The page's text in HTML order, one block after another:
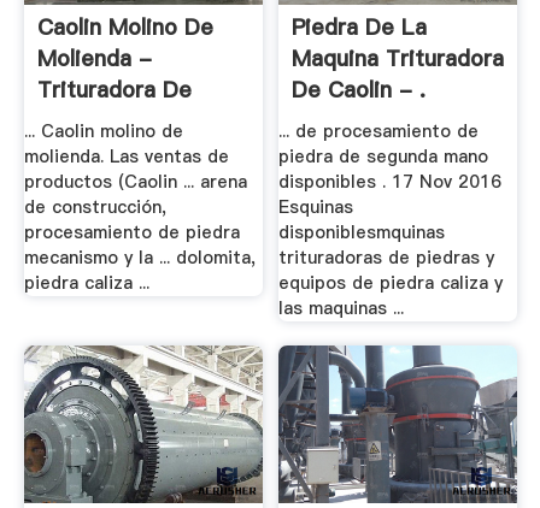
Caolin Molino De
Molienda -
Trituradora De
China .
... Caolin molino de
molienda. Las ventas de
productos (Caolin ... arena
de construcción,
procesamiento de piedra
mecanismo y la ... dolomita,
piedra caliza ...
Piedra De La
Maquina Trituradora
De Caolin - .
... de procesamiento de
piedra de segunda mano
disponibles . 17 Nov 2016
Esquinas
disponiblesmquinas
trituradoras de piedras y
equipos de piedra caliza y
las maquinas ...